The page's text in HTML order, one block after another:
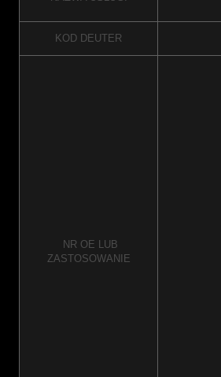
KOD DEUTER
NR OE LUB
ZASTOSOWANIE